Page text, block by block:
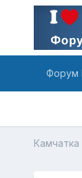
Форум
Камчатка